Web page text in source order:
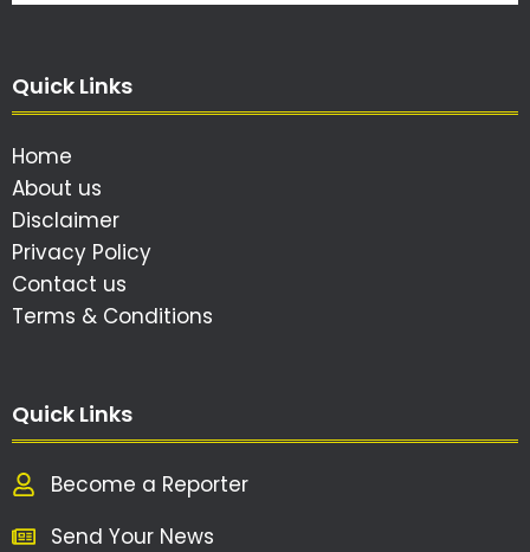
Quick Links
Home
About us
Disclaimer
Privacy Policy
Contact us
Terms & Conditions
Quick Links
Become a Reporter
Send Your News